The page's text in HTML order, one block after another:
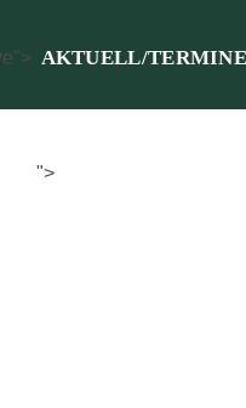
AKTUELL/TERMINE
">